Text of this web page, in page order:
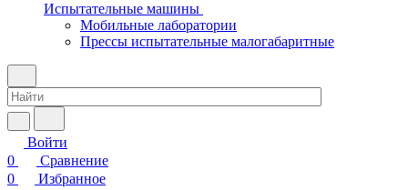
Испытательные машины
Мобильные лаборатории
Прессы испытательные малогабаритные
Войти
0
Сравнение
0
Избранное